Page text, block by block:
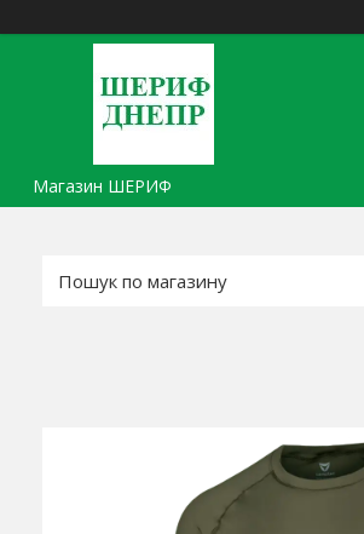
Магазин ШЕРИФ